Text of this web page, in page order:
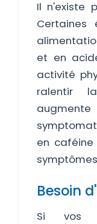
Il n'existe
Certaines
et en
activité
ralentir
en
Besoin
Si vos